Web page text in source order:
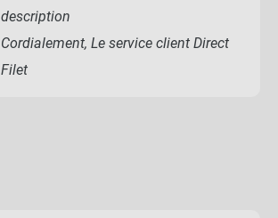
description
Cordialement, Le service client Direct
Filet